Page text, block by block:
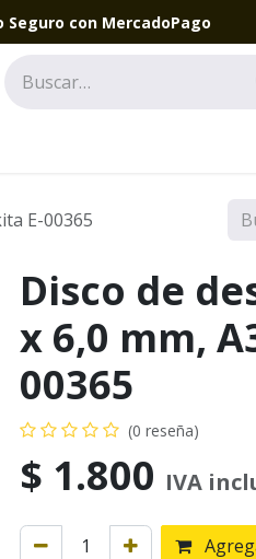
Seguro con MercadoPago
E-00365
Disco de
x 6,0 mm,
00365
(0 reseña)
$ 1.800 IVA